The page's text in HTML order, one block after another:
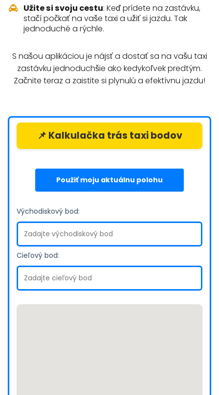
Užite si svoju cestu: Keď prídete na zastávku,
stačí počkať na vaše taxi a užiť si jazdu. Tak
jednoduché a rýchle.
S našou aplikáciou je nájsť a dostať sa na vašu taxi
zastávku jednoduchšie ako kedykoľvek predtým.
Začnite teraz a zaistite si plynulú a efektívnu jazdu!
📌 Kalkulačka trás taxi bodov
Použiť moju aktuálnu polohu
Východiskový bod:
Cieľový bod: